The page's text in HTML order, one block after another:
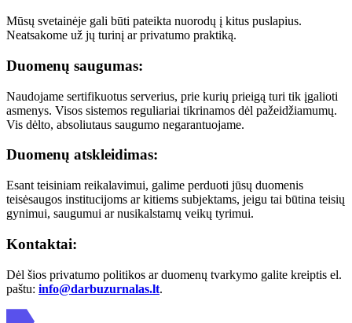
Mūsų svetainėje gali būti pateikta nuorodų į kitus puslapius.
Neatsakome už jų turinį ar privatumo praktiką.
Duomenų saugumas:
Naudojame sertifikuotus serverius, prie kurių prieigą turi tik įgalioti
asmenys. Visos sistemos reguliariai tikrinamos dėl pažeidžiamumų.
Vis dėlto, absoliutaus saugumo negarantuojame.
Duomenų atskleidimas:
Esant teisiniam reikalavimui, galime perduoti jūsų duomenis
teisėsaugos institucijoms ar kitiems subjektams, jeigu tai būtina teisių
gynimui, saugumui ar nusikalstamų veikų tyrimui.
Kontaktai:
Dėl šios privatumo politikos ar duomenų tvarkymo galite kreiptis el.
paštu: info@darbuzurnalas.lt.